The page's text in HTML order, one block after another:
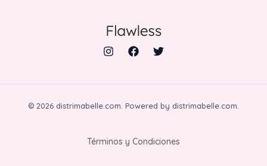
© 2026 distrimabelle.com. Powered by distrimabelle.com.
Términos y Condiciones